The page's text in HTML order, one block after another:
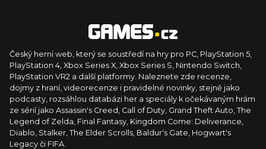
Český herní web, který se soustředí na hry pro PC, PlayStation 5,
PlayStation 4, Xbox Series X, Xbox Series S, Nintendo Switch,
PlayStation VR2 a další platformy. Naleznete zde recenze,
dojmy z hraní, videorecenze i pravidelné novinky, stejně jako
podcasty, rozsáhlou databázi her a speciály k očekávaným hrám
ze sérií jako Assassin's Creed, Call of Duty, Grand Theft Auto, The
Legend of Zelda, Final Fantasy, Kingdom Come: Deliverance,
Diablo, Stalker, The Elder Scrolls, Baldur's Gate, Hogwart's
Legacy či FIFA.